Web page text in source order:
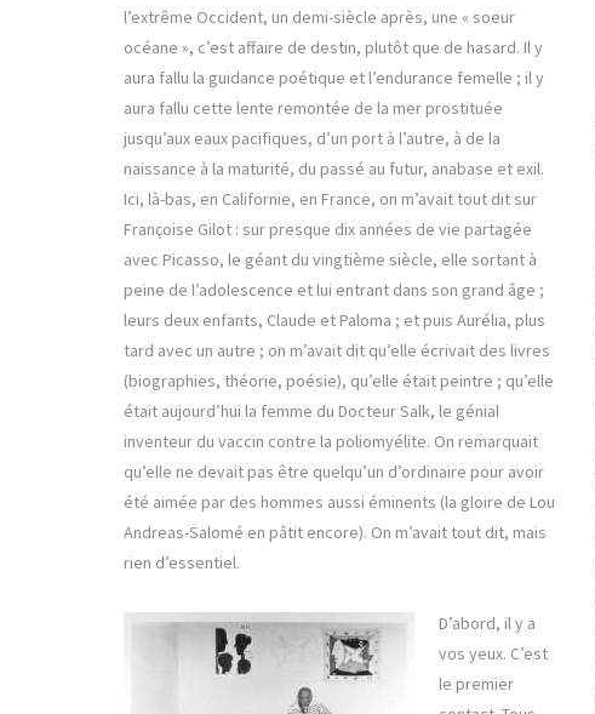
l’extrême Occident, un demi-siècle après, une « soeur
océane », c’est affaire de destin, plutôt que de hasard. Il y
aura fallu la guidance poétique et l’endurance femelle ; il y
aura fallu cette lente remontée de la mer prostituée
jusqu’aux eaux pacifiques, d’un port à l’autre, à de la
naissance à la maturité, du passé au futur, anabase et exil.
Ici, là-bas, en Californie, en France, on m’avait tout dit sur
Françoise Gilot : sur presque dix années de vie partagée
avec Picasso, le géant du vingtième siècle, elle sortant à
peine de l’adolescence et lui entrant dans son grand âge ;
leurs deux enfants, Claude et Paloma ; et puis Aurélia, plus
tard avec un autre ; on m’avait dit qu’elle écrivait des livres
(biographies, théorie, poésie), qu’elle était peintre ; qu’elle
était aujourd’hui la femme du Docteur Salk, le génial
inventeur du vaccin contre la poliomyélite. On remarquait
qu’elle ne devait pas être quelqu’un d’ordinaire pour avoir
été aimée par des hommes aussi éminents (la gloire de Lou
Andreas-Salomé en pâtit encore). On m’avait tout dit, mais
rien d’essentiel.
D’abord, il y a
vos yeux. C’est
le premier